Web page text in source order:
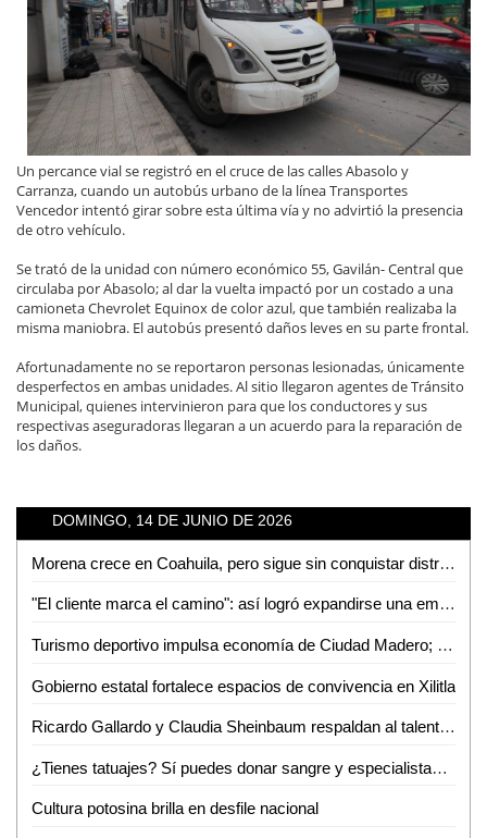
Un percance vial se registró en el cruce de las calles Abasolo y
Carranza, cuando un autobús urbano de la línea Transportes
Vencedor intentó girar sobre esta última vía y no advirtió la presencia
de otro vehículo.
Se trató de la unidad con número económico 55, Gavilán- Central que
circulaba por Abasolo; al dar la vuelta impactó por un costado a una
camioneta Chevrolet Equinox de color azul, que también realizaba la
misma maniobra. El autobús presentó daños leves en su parte frontal.
Afortunadamente no se reportaron personas lesionadas, únicamente
desperfectos en ambas unidades. Al sitio llegaron agentes de Tránsito
Municipal, quienes intervinieron para que los conductores y sus
respectivas aseguradoras llegaran a un acuerdo para la reparación de
los daños.
DOMINGO, 14 DE JUNIO DE 2026
Morena crece en Coahuila, pero sigue sin conquistar distritos: Gerardo Rivera
"El cliente marca el camino": así logró expandirse una empresa de coctelería por todo el estado
Turismo deportivo impulsa economía de Ciudad Madero; Miramar se consolida como referente
Gobierno estatal fortalece espacios de convivencia en Xilitla
Ricardo Gallardo y Claudia Sheinbaum respaldan al talento potosino con experiencia mundialista
¿Tienes tatuajes? Sí puedes donar sangre y especialistas explican cómo
Cultura potosina brilla en desfile nacional